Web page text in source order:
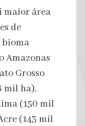
maior área
de
bioma
Amazonas
Grosso
mil ha),
(150 mil
(143 mil